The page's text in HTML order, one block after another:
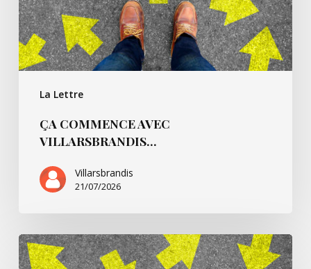
La Lettre
ÇA COMMENCE AVEC
VILLARSBRANDIS…
Villarsbrandis
21/07/2026
Ça
commence